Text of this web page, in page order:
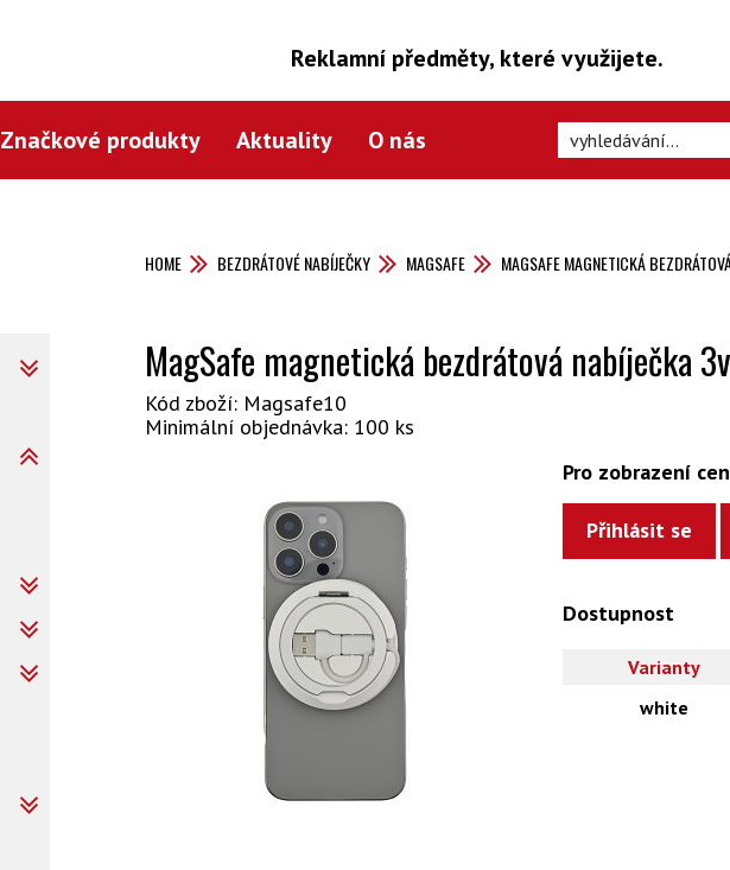
Reklamní předměty, které využijete.
Značkové produkty Aktuality O nás
HOME BEZDRÁTOVÉ NABÍJEČKY MAGSAFE MAGSAFE MAGNETICKÁ
MagSafe magnetická bezdrátová nabíječka
Kód zboží: Magsafe10
Minimální objednávka: 100 ks
Pro zobrazení
Přihlásit se
Dostupnost
Varianty
white